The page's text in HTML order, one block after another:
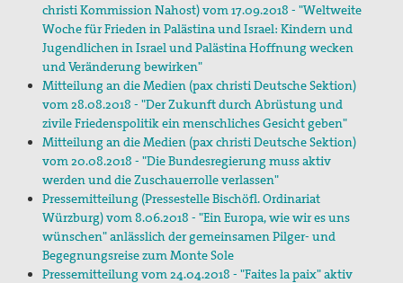
christi Kommission Nahost) vom 17.09.2018 - "Weltweite
Woche für Frieden in Palästina und Israel: Kindern und
Jugendlichen in Israel und Palästina Hoffnung wecken
und Veränderung bewirken"
Mitteilung an die Medien (pax christi Deutsche Sektion)
vom 28.08.2018 - "Der Zukunft durch Abrüstung und
zivile Friedenspolitik ein menschliches Gesicht geben"
Mitteilung an die Medien (pax christi Deutsche Sektion)
vom 20.08.2018 - "Die Bundesregierung muss aktiv
werden und die Zuschauerrolle verlassen"
Pressemitteilung (Pressestelle Bischöfl. Ordinariat
Würzburg) vom 8.06.2018 - "Ein Europa, wie wir es uns
wünschen" anlässlich der gemeinsamen Pilger- und
Begegnungsreise zum Monte Sole
Pressemitteilung vom 24.04.2018 - "Faites la paix" aktiv